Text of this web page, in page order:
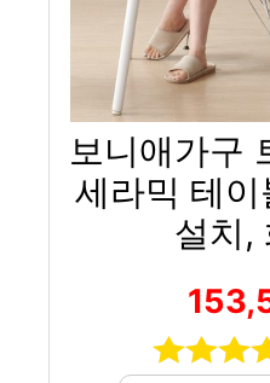
보니애가구
세라믹 테
설치,